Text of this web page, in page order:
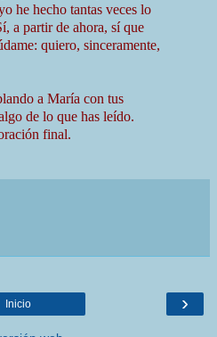
he hecho tantas veces lo
a partir de ahora, sí que
quiero, sinceramente,
a María con tus
de lo que has leído.
final.
›
Inicio